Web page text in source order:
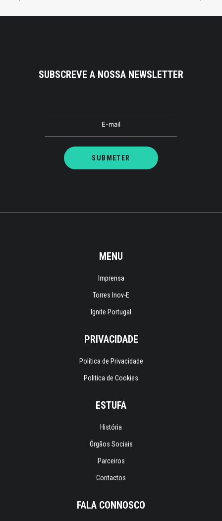
SUBSCREVE A NOSSA NEWSLETTER
MENU
Imprensa
Torres Inov-E
Ignite Portugal
PRIVACIDADE
Política de Privacidade
Politica de Cookies
ESTUFA
História
Órgãos Sociais
Parceiros
Contactos
FALA CONNOSCO